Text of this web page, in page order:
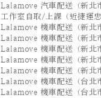
Lalamove 汽車配送（新北
工作室自取/上課（近捷運忠
Lalamove 機車配送（新北
Lalamove 機車配送（新北
Lalamove 機車配送（新北
Lalamove 機車配送（新北
Lalamove 機車配送（新北
Lalamove 機車配送（台北
Lalamove 機車配送（台北